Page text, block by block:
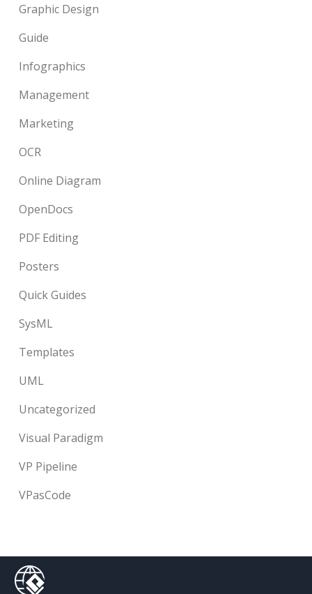
Graphic Design
Guide
Infographics
Management
Marketing
OCR
Online Diagram
OpenDocs
PDF Editing
Posters
Quick Guides
SysML
Templates
UML
Uncategorized
Visual Paradigm
VP Pipeline
VPasCode